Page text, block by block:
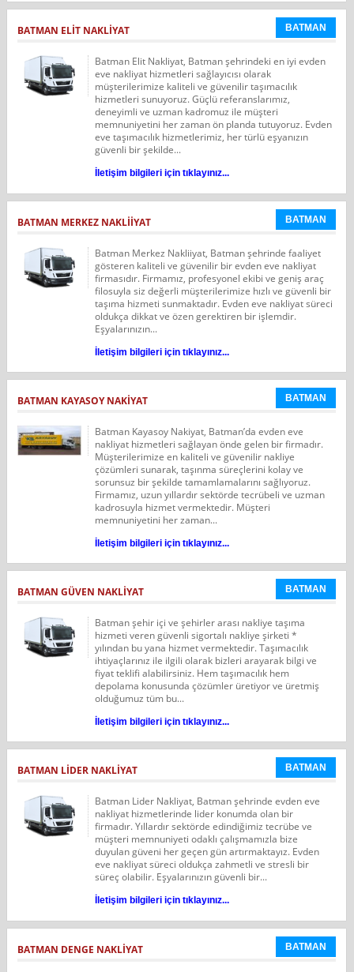
BATMAN ELIT NAKLIYAT BATMAN
Batman Elit Nakliyat, Batman şehrindeki en iyi evden
eve nakliyat hizmetleri sağlayıcısı olarak
müşterilerimize kaliteli ve güvenilir taşımacılık
hizmetleri sunuyoruz. Güçlü referanslarımız,
deneyimli ve uzman kadromuz ile müşteri
memnuniyetini her zaman ön planda tutuyoruz. Evden
eve taşımacılık hizmetlerimiz, her türlü eşyanızın
güvenli bir şekilde...
İletişim bilgileri için tıklayınız...
BATMAN MERKEZ NAKLIIYAT BATMAN
Batman Merkez Nakliiyat, Batman şehrinde faaliyet
gösteren kaliteli ve güvenilir bir evden eve nakliyat
firmasıdır. Firmamız, profesyonel ekibi ve geniş araç
filosuyla siz değerli müşterilerimize hızlı ve güvenli bir
taşıma hizmeti sunmaktadır. Evden eve nakliyat süreci
oldukça dikkat ve özen gerektiren bir işlemdir.
Eşyalarınızın...
İletişim bilgileri için tıklayınız...
BATMAN KAYASOY NAKIYAT BATMAN
Batman Kayasoy Nakiyat, Batman’da evden eve
nakliyat hizmetleri sağlayan önde gelen bir firmadır.
Müşterilerimize en kaliteli ve güvenilir nakliye
çözümleri sunarak, taşınma süreçlerini kolay ve
sorunsuz bir şekilde tamamlamalarını sağlıyoruz.
Firmamız, uzun yıllardır sektörde tecrübeli ve uzman
kadrosuyla hizmet vermektedir. Müşteri
memnuniyetini her zaman...
İletişim bilgileri için tıklayınız...
BATMAN GÜVEN NAKLIYAT BATMAN
Batman şehir içi ve şehirler arası nakliye taşıma
hizmeti veren güvenli sigortalı nakliye şirketi *
yılından bu yana hizmet vermektedir. Taşımacılık
ihtiyaçlarınız ile ilgili olarak bizleri arayarak bilgi ve
fiyat teklifi alabilirsiniz. Hem taşımacılık hem
depolama konusunda çözümler üretiyor ve üretmiş
olduğumuz tüm bu...
İletişim bilgileri için tıklayınız...
BATMAN LIDER NAKLIYAT BATMAN
Batman Lider Nakliyat, Batman şehrinde evden eve
nakliyat hizmetlerinde lider konumda olan bir
firmadır. Yıllardır sektörde edindiğimiz tecrübe ve
müşteri memnuniyeti odaklı çalışmamızla bize
duyulan güveni her geçen gün artırmaktayız. Evden
eve nakliyat süreci oldukça zahmetli ve stresli bir
süreç olabilir. Eşyalarınızın güvenli bir...
İletişim bilgileri için tıklayınız...
BATMAN DENGE NAKLIYAT BATMAN